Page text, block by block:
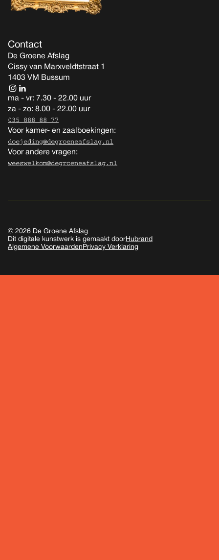
Contact
De Groene Afslag
Cissy van Marxveldtstraat 1
1403 VM Bussum
ma - vr: 7.30 - 22.00 uur
za - zo: 8.00 - 22.00 uur
035 888 88 77
Voor kamer- en zaalboekingen:
doejeding@degroeneafslag.nl
Voor andere vragen:
weeswelkom@degroeneafslag.nl
© 2026 De Groene Afslag
Dit digitale kunstwerk is gemaakt doorHubrand
Algemene Voorwaarden Privacy Verklaring